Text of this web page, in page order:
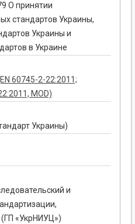
О принятии
стандартов Украины,
Украины и
в Украине
60745-2-22:2011;
MOD)
Украины)
и
(ГП «УкрНИУЦ»)